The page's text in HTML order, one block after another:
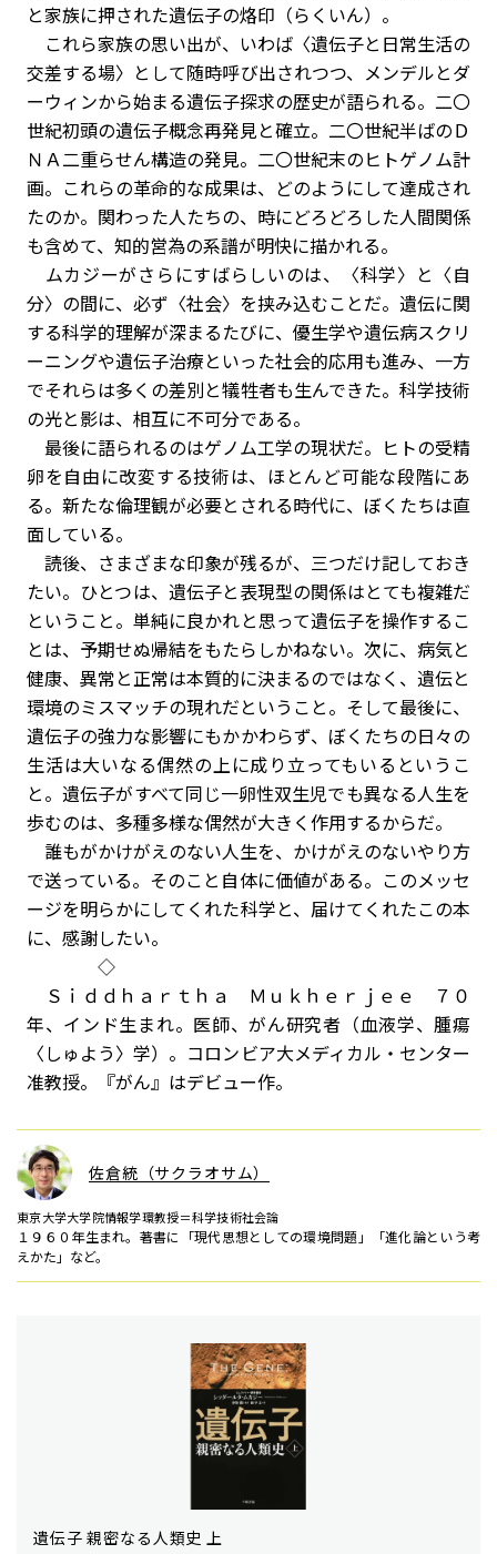
と家族に押された遺伝子の烙印（らくいん）。
これら家族の思い出が、いわば〈遺伝子と日常生活の
交差する場〉として随時呼び出されつつ、メンデルとダ
ーウィンから始まる遺伝子探求の歴史が語られる。二〇
世紀初頭の遺伝子概念再発見と確立。二〇世紀半ばのＤ
ＮＡ二重らせん構造の発見。二〇世紀末のヒトゲノム計
画。これらの革命的な成果は、どのようにして達成され
たのか。関わった人たちの、時にどろどろした人間関係
も含めて、知的営為の系譜が明快に描かれる。
ムカジーがさらにすばらしいのは、〈科学〉と〈自
分〉の間に、必ず〈社会〉を挟み込むことだ。遺伝に関
する科学的理解が深まるたびに、優生学や遺伝病スクリ
ーニングや遺伝子治療といった社会的応用も進み、一方
でそれらは多くの差別と犠牲者も生んできた。科学技術
の光と影は、相互に不可分である。
最後に語られるのはゲノム工学の現状だ。ヒトの受精
卵を自由に改変する技術は、ほとんど可能な段階にあ
る。新たな倫理観が必要とされる時代に、ぼくたちは直
面している。
読後、さまざまな印象が残るが、三つだけ記しておき
たい。ひとつは、遺伝子と表現型の関係はとても複雑だ
ということ。単純に良かれと思って遺伝子を操作するこ
とは、予期せぬ帰結をもたらしかねない。次に、病気と
健康、異常と正常は本質的に決まるのではなく、遺伝と
環境のミスマッチの現れだということ。そして最後に、
遺伝子の強力な影響にもかかわらず、ぼくたちの日々の
生活は大いなる偶然の上に成り立ってもいるというこ
と。遺伝子がすべて同じ一卵性双生児でも異なる人生を
歩むのは、多種多様な偶然が大きく作用するからだ。
誰もがかけがえのない人生を、かけがえのないやり方
で送っている。そのこと自体に価値がある。このメッセ
ージを明らかにしてくれた科学と、届けてくれたこの本
に、感謝したい。
◇
Ｓｉｄｄｈａｒｔｈａ Ｍｕｋｈｅｒｊｅｅ ７０
年、インド生まれ。医師、がん研究者（血液学、腫瘍
〈しゅよう〉学）。コロンビア大メディカル・センター
准教授。『がん』はデビュー作。
佐倉統（サクラオサム）
東京大学大学院情報学環教授＝科学技術社会論
１９６０年生まれ。著書に「現代思想としての環境問題」「進化論という考
えかた」など。
遺伝子 親密なる人類史 上